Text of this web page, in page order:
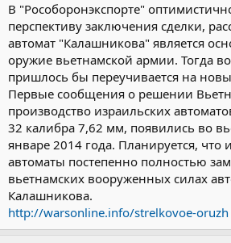
В "Рособоронэкспорте"
перспективу заключения сделки,
автомат "Калашникова" является
оружие вьетнамской армии. Тогда
пришлось бы переучивается на
Первые сообщения о решении
производство израильских
32 калибра 7,62 мм, появились во
январе 2014 года. Планируется, что
автоматы постепенно полностью
вьетнамских вооруженных силах
Калашникова.
http://warsonline.info/strelkovoe-oruzh